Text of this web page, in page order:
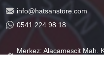
info@hatsanstore.com
0541 224 98 18
Merkez: Alacamescit Mah.